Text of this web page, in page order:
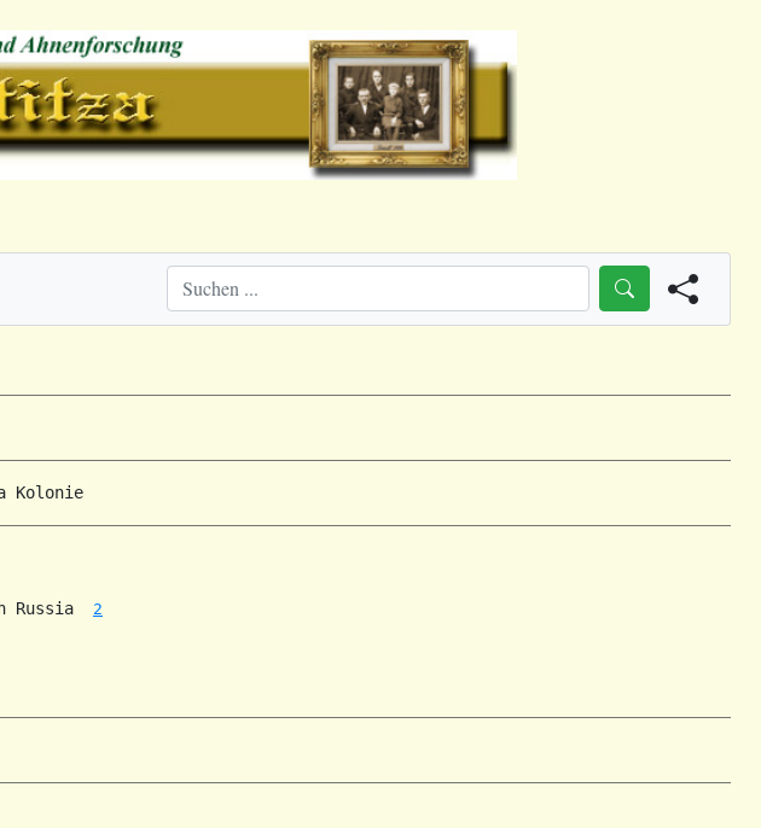
Russia
2